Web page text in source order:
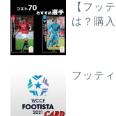
【フッ
は？購
フッテ